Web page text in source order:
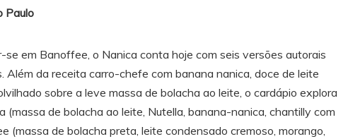
Paulo
se em Banoffee, o Nanica conta hoje com seis versões autorais
Além da receita carro-chefe com banana nanica, doce de leite
sobre a leve massa de bolacha ao leite, o cardápio explora
(massa de bolacha ao leite, Nutella, banana-nanica, chantilly com
(massa de bolacha preta, leite condensado cremoso, morango,